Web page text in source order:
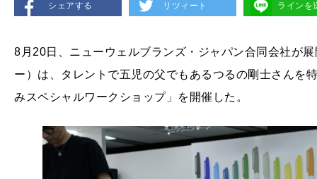
シェアする リツィート ラインを
8月20日、ニューウェルブランズ・ジャパン合同会社が
ー）は、タレントで五児の父でもあるつるの剛士さんを
みスペシャルワークショップ」を開催した。